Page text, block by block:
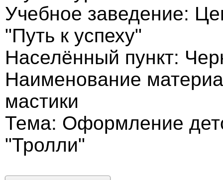
Учебное заведение:
"Путь к успеху"
Населённый пункт:
Наименование
мастики
Тема: Оформление
"Тролли"